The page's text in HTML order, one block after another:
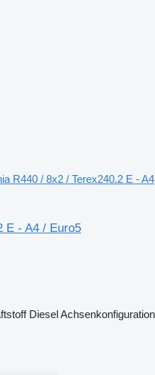
R440 / 8x2 / Terex240.2 E - A4
E - A4 / Euro5
DieselAchsenkonfiguration